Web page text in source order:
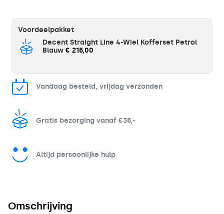
Voordeelpakket
Decent Straight Line 4-Wiel Kofferset Petrol
Blauw € 215,00
Vandaag besteld, vrijdag verzonden
Gratis bezorging vanaf €35,-
Altijd persoonlijke hulp
Omschrijving